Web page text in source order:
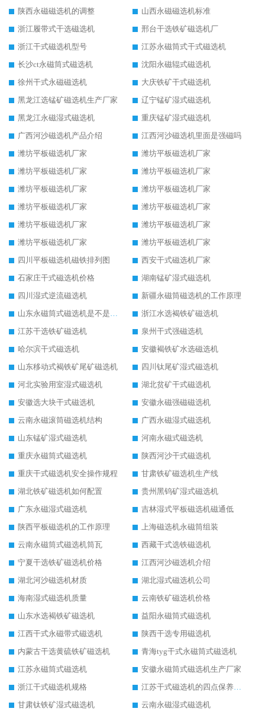
陕西永磁磁选机的调整
山西永磁磁选机标准
浙江履带式干选磁选机
邢台干选铁矿磁选机厂
浙江干式磁选机型号
江苏永磁筒式干式磁选机
长沙ct永磁筒式磁选机
沈阳永磁辊式磁选机
徐州干式永磁磁选机
大庆铁矿干式磁选机
黑龙江选锰矿磁选机生产厂家
辽宁锰矿湿式磁选机
黑龙江永磁湿式磁选机
重庆锰矿湿式磁选机
广西河沙磁选机产品介绍
江西河沙磁选机里面是强磁吗
潍坊平板磁选机厂家
潍坊平板磁选机厂家
潍坊平板磁选机厂家
潍坊平板磁选机厂家
潍坊平板磁选机厂家
潍坊平板磁选机厂家
潍坊平板磁选机厂家
潍坊平板磁选机厂家
潍坊平板磁选机厂家
潍坊平板磁选机厂家
潍坊平板磁选机厂家
潍坊平板磁选机厂家
四川平板磁选机磁铁排列图
西安干式磁选机厂家
石家庄干式磁选机价格
湖南锰矿湿式磁选机
四川湿式逆流磁选机
新疆永磁筒磁选机的工作原理
山东永磁筒式磁选机是不是强磁
浙江水选褐铁矿磁选机
江苏干选铁矿磁选机
泉州干式强磁选机
哈尔滨干式磁选机
安徽褐铁矿水选磁选机
山东移动式褐铁矿尾矿磁选机
四川钛尾矿湿式磁选机
河北实验用室湿式磁选机
湖北贫矿干式磁选机
安徽选大块干式磁选机
安徽永磁强磁磁选机
云南永磁滚筒磁选机结构
广西永磁湿式磁选机
山东锰矿湿式磁选机
河南永磁式磁选机
重庆永磁筒式磁选机
陕西河沙干式磁选机
重庆干式磁选机安全操作规程
甘肃铁矿磁选机生产线
湖北铁矿磁选机如何配置
贵州黑钨矿湿式磁选机
广东永磁湿式磁选机
吉林湿式平板磁选机磁通低
陕西平板磁选机的工作原理
上海磁选机永磁筒组装
云南永磁筒式磁选机筒瓦
西藏干式选铁磁选机
宁夏干选铁矿磁选机价格
江西河沙磁选机介绍
湖北河沙磁选机材质
湖北湿式磁选机公司
海南湿式磁选机质量
云南铁矿磁选机价格
山东水选褐铁矿磁选机
益阳永磁筒式磁选机
江西干式永磁带式磁选机
陕西干选专用磁选机
内蒙古干选黄硫铁矿磁选机
青海tyg干式永磁筒式磁选机
江苏永磁筒式磁选机
安徽永磁筒式磁选机生产厂家
浙江干式磁选机规格
江苏干式磁选机的四点保养秘籍
甘肃钛铁矿湿式磁选机
云南永磁湿式磁选机